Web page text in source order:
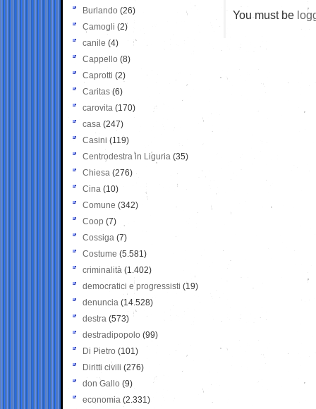
You must be
Burlando (26)
Camogli (2)
canile (4)
Cappello (8)
Caprotti (2)
Caritas (6)
carovita (170)
casa (247)
Casini (119)
Centrodestra in Liguria (35)
Chiesa (276)
Cina (10)
Comune (342)
Coop (7)
Cossiga (7)
Costume (5.581)
criminalità (1.402)
democratici e progressisti (19)
denuncia (14.528)
destra (573)
destradipopolo (99)
Di Pietro (101)
Diritti civili (276)
don Gallo (9)
economia (2.331)